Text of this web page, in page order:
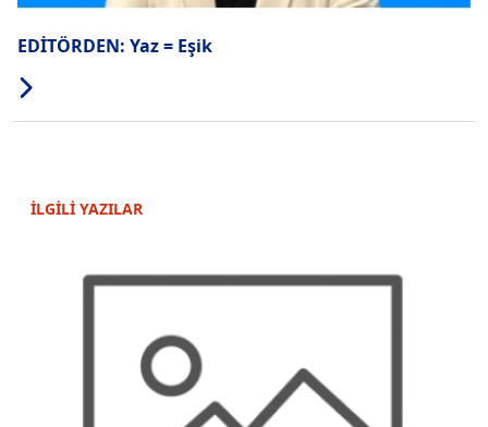
EDİTÖRDEN: Yaz = Eşik
İLGİLİ YAZILAR